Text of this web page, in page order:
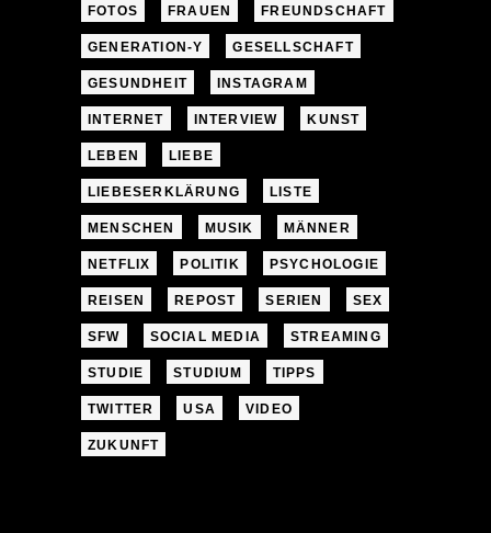
FOTOS FRAUEN FREUNDSCHAFT
GENERATION-Y GESELLSCHAFT
GESUNDHEIT INSTAGRAM
INTERNET INTERVIEW KUNST
LEBEN LIEBE
LIEBESERKLÄRUNG LISTE
MENSCHEN MUSIK MÄNNER
NETFLIX POLITIK PSYCHOLOGIE
REISEN REPOST SERIEN SEX
SFW SOCIAL MEDIA STREAMING
STUDIE STUDIUM TIPPS
TWITTER USA VIDEO
ZUKUNFT